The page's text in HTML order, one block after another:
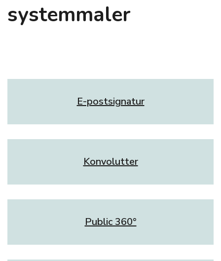
systemmaler
E-postsignatur
Konvolutter
Public 360°